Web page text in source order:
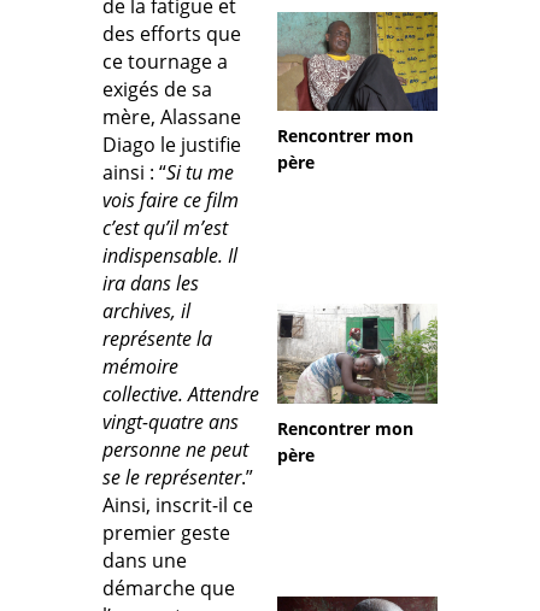
de la fatigue et
des efforts que
ce tournage a
exigés de sa
mère, Alassane
Diago le justifie
ainsi : “Si tu me
vois faire ce film
c’est qu’il m’est
indispensable. Il
ira dans les
archives, il
représente la
mémoire
collective. Attendre
vingt-quatre ans
personne ne peut
se le représenter.”
Ainsi, inscrit-il ce
premier geste
dans une
démarche que
Rencontrer mon
père
Rencontrer mon
père